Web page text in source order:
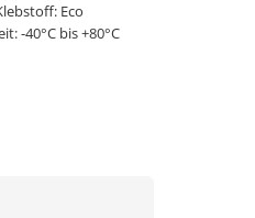
Eco
-40°C bis +80°C